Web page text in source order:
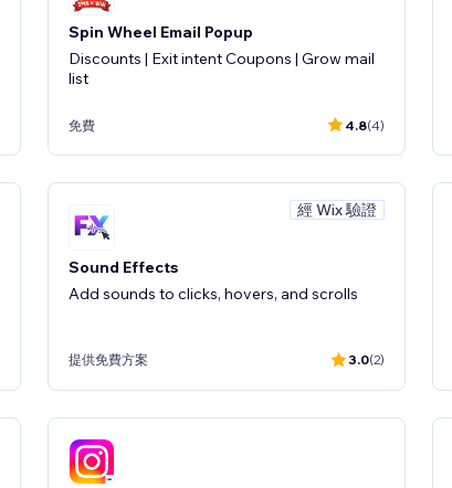
Spin Wheel Email Popup
Discounts | Exit intent Coupons | Grow mail
list
免費 4.8(4)
經 Wix 驗證
Sound Effects
Add sounds to clicks, hovers, and scrolls
提供免費方案 3.0(2)